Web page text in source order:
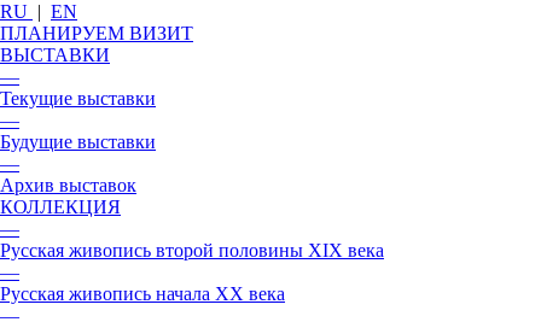
RU | EN
ПЛАНИРУЕМ ВИЗИТ
ВЫСТАВКИ
—
Текущие выставки
—
Будущие выставки
—
Архив выставок
КОЛЛЕКЦИЯ
—
Русская живопись второй половины XIX века
—
Русская живопись начала XX века
—